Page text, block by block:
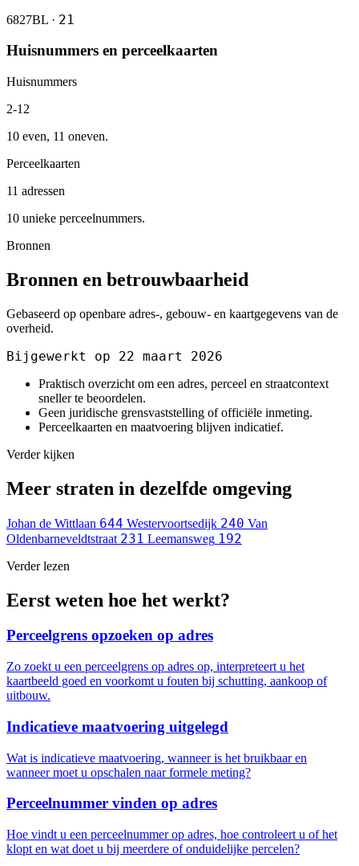
6827BL · 21
Huisnummers en perceelkaarten
Huisnummers
2-12
10 even, 11 oneven.
Perceelkaarten
11 adressen
10 unieke perceelnummers.
Bronnen
Bronnen en betrouwbaarheid
Gebaseerd op openbare adres-, gebouw- en kaartgegevens van de
overheid.
Bijgewerkt op 22 maart 2026
Praktisch overzicht om een adres, perceel en straatcontext
sneller te beoordelen.
Geen juridische grensvaststelling of officiële inmeting.
Perceelkaarten en maatvoering blijven indicatief.
Verder kijken
Meer straten in dezelfde omgeving
Johan de Wittlaan 644 Westervoortsedijk 240 Van
Oldenbarneveldtstraat 231 Leemansweg 192
Verder lezen
Eerst weten hoe het werkt?
Perceelgrens opzoeken op adres
Zo zoekt u een perceelgrens op adres op, interpreteert u het
kaartbeeld goed en voorkomt u fouten bij schutting, aankoop of
uitbouw.
Indicatieve maatvoering uitgelegd
Wat is indicatieve maatvoering, wanneer is het bruikbaar en
wanneer moet u opschalen naar formele meting?
Perceelnummer vinden op adres
Hoe vindt u een perceelnummer op adres, hoe controleert u of het
klopt en wat doet u bij meerdere of onduidelijke percelen?